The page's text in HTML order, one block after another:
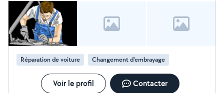
recommande vivement !!!
Réparation de voiture Changement d'embrayage
Voir le profil Contacter